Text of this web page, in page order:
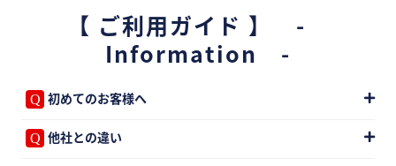
【 ご利用ガイド 】 -
Information -
初めてのお客様へ
他社との違い